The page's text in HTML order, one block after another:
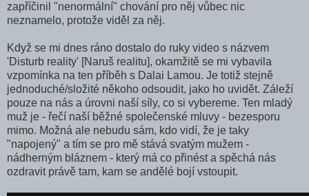
zapříčinil "nenormální" chování pro něj vůbec nic
neznamelo, protože viděl za něj.
Když se mi dnes ráno dostalo do ruky video s názvem
'Disturb reality' [Naruš realitu], okamžitě se mi vybavila
vzpomínka na ten příběh s Dalai Lamou. Je totiž stejně
jednoduché/složité někoho odsoudit, jako ho uvidět. Záleží
pouze na nás a úrovni naší síly, co si vybereme. Ten mladý
muž je - řečí naší běžné společenské mluvy - bezesporu
mimo. Možná ale nebudu sám, kdo vidí, že je taky
"napojený" a tím se pro mě stává svatým mužem -
nádherným bláznem - který má co přinést a spěchá nás
ozdravit právě tam, kam se andělé bojí vstoupit.